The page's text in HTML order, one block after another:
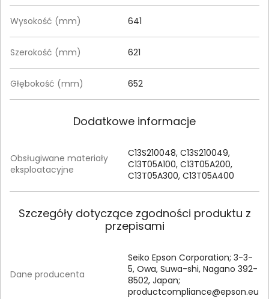
Wysokość (mm) 641
Szerokość (mm) 621‎
Głębokość (mm) 652
Dodatkowe informacje
Obsługiwane materiały
eksploatacyjne
C13S210048, C13S210049,
C13T05A100, C13T05A200,
C13T05A300, C13T05A400
Szczegóły dotyczące zgodności produktu z
przepisami
Dane producenta
Seiko Epson Corporation; 3-3-
5, Owa, Suwa-shi, Nagano 392-
8502, Japan;
productcompliance@epson.eu